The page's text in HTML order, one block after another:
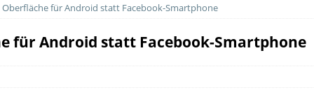
die Mütze – Unklare Unlimited-Klauseln sind unzulässig
startet – Diese neuen Regeln gelten ab morgen
– Warum viele Beschäftigte nicht abschalten
Oberfläche für Android statt Facebook-Smartphone
für Android statt Facebook-Smartphone